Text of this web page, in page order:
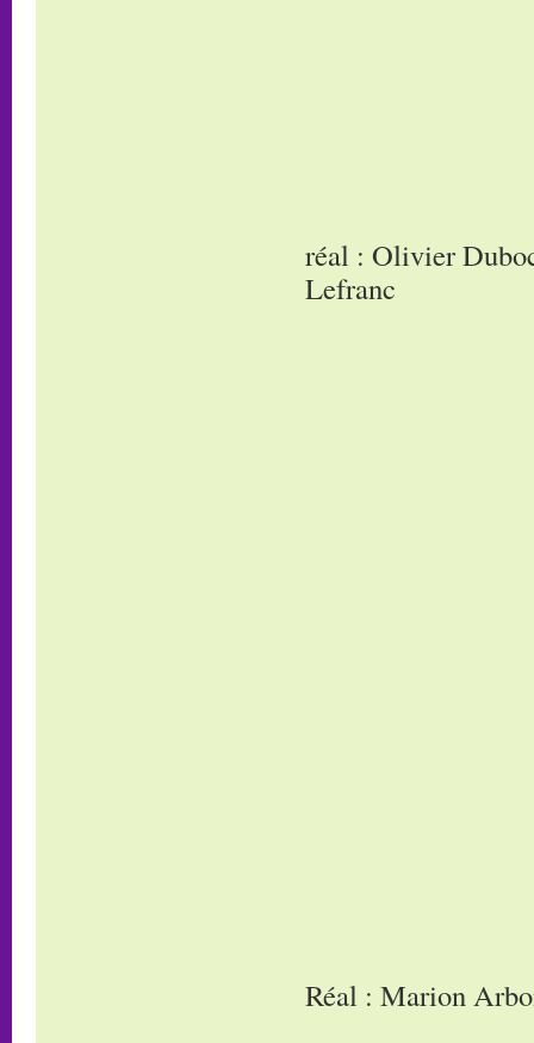
réal : Olivier
Lefranc
Réal : Marion